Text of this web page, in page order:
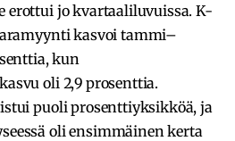
erottui jo kvartaaliluvuissa. K-
kasvoi tammi–
kun
oli 2,9 prosenttia.
puoli prosenttiyksikköä, ja
oli ensimmäinen kerta